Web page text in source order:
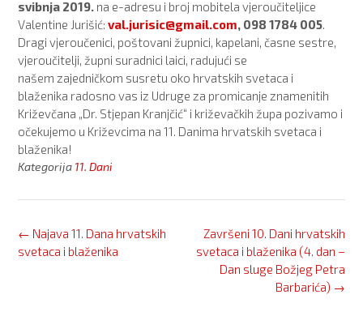
svibnja 2019. na e-adresu i broj mobitela vjeroučiteljice
Valentine Jurišić: val.jurisic@gmail.com , 098 1784 005
Dragi vjeroučenici, poštovani župnici, kapelani, časne sestre,
vjeroučitelji, župni suradnici laici, radujući se
našem zajedničkom susretu oko hrvatskih svetaca i
blaženika radosno vas iz Udruge za promicanje znamenitih
Križevčana „Dr. Stjepan Kranjčić“ i križevačkih župa pozivamo i
očekujemo u Križevcima na 11. Danima hrvatskih svetaca i
blaženika!
Kategorija 11. Dani
Post
navigation
Završeni 10. Dani hrvatskih
svetaca i blaženika (4. dan –
Dan sluge Božjeg Petra
Barbarića) →
← Najava 11. Dana hrvatskih
svetaca i blaženika